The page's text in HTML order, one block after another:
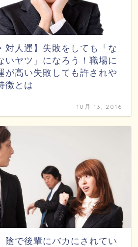
対人運】失敗をしても「な
いヤツ」になろう！職場に
が高い失敗しても許されや
徴とは
10月 13, 2016
陰で後輩にバカにされてい